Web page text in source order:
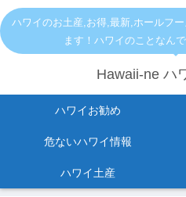
ハワイのお土産,お得,最新,ホールフ
ます！ハワイのことなん
Hawaii-ne ハ
ハワイお勧め
危ないハワイ情報
ハワイ土産